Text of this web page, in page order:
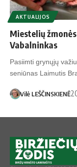
AKTUALIJOS
Miestelių
Vabalninkas
Pasiimti grynųjų
seniūnas Laimutis
Vilė LEŠČINSKIENĖ